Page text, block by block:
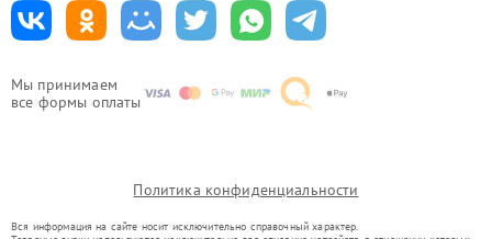
Мы принимаем
все формы оплаты
Политика конфиденциальности
Вся информация на сайте носит исключительно справочный характер.